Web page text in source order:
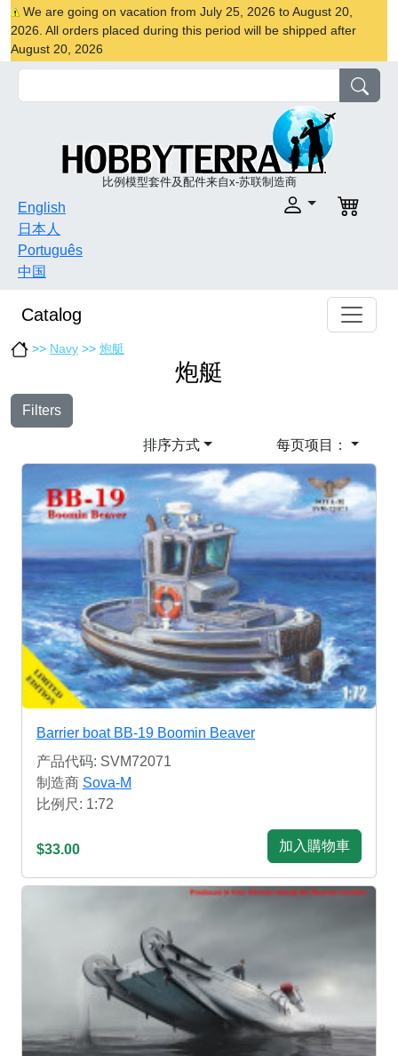
We are going on vacation from July 25, 2026 to August 20,
2026. All orders placed during this period will be shipped after
August 20, 2026
比例模型套件及配件来自x-苏联制造商
English
日本人
Português
中国
Catalog
>> Navy >> 炮艇
炮艇
Filters
排序方式 每页项目：
Barrier boat BB-19 Boomin Beaver
产品代码: SVM72071
制造商 Sova-M
比例尺: 1:72
$33.00 加入購物車